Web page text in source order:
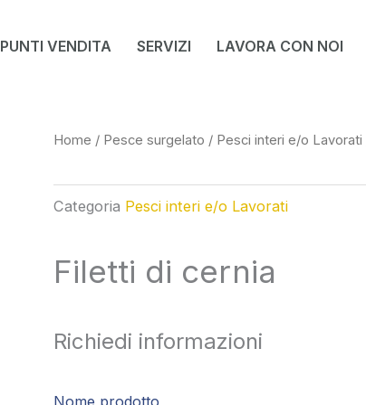
PUNTI VENDITA SERVIZI LAVORA CON NOI
Home / Pesce surgelato / Pesci interi e/o Lavorati
Categoria Pesci interi e/o Lavorati
Filetti di cernia
Richiedi informazioni